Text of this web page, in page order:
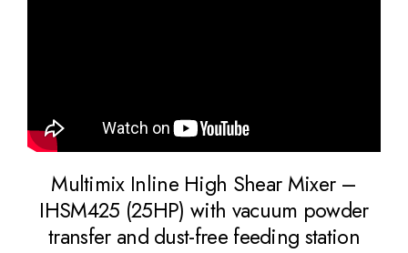
Multimix Inline High Shear Mixer –
IHSM425 (25HP) with vacuum powder
transfer and dust-free feeding station